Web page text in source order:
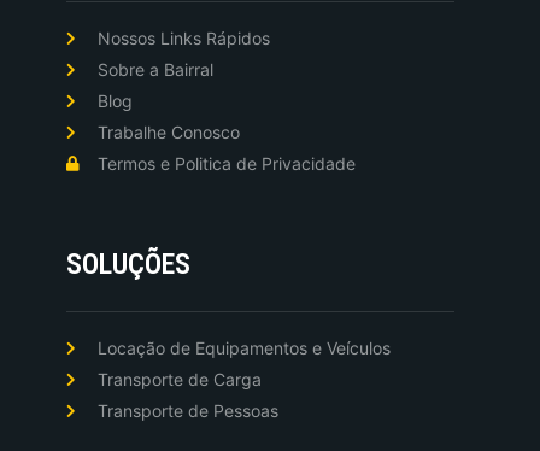
Nossos Links Rápidos
Sobre a Bairral
Blog
Trabalhe Conosco
Termos e Politica de Privacidade
SOLUÇÕES
Locação de Equipamentos e Veículos
Transporte de Carga
Transporte de Pessoas